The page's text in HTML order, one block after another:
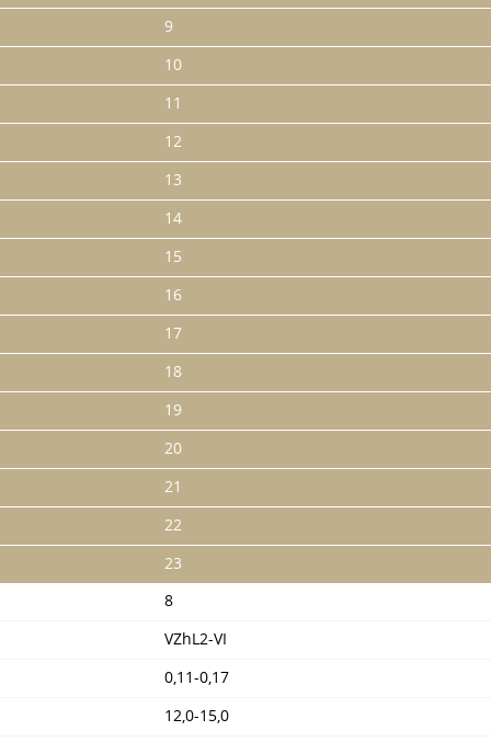
9
10
11
12
13
14
15
16
17
18
19
20
21
22
23
8
VZhL2-VI
0,11-0,17
12,0-15,0